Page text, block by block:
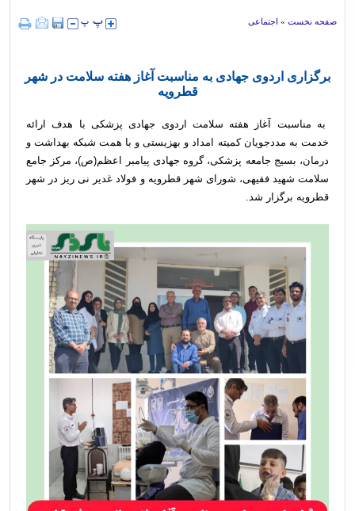
صفحه نخست » اجتماعی
برگزاری اردوی جهادی به مناسبت آغاز هفته سلامت در شهر
قطرویه
به مناسبت آغاز هفته سلامت اردوی جهادی پزشکی با هدف ارائه
خدمت به مددجویان کمیته امداد و بهزیستی و با همت شبکه بهداشت و
درمان، بسیج جامعه پزشکی، گروه جهادی پیامبر اعظم(ص)، مرکز جامع
سلامت شهید فقیهی، شورای شهر قطرویه و فولاد غدیر نی ریز در شهر
قطرویه برگزار شد.